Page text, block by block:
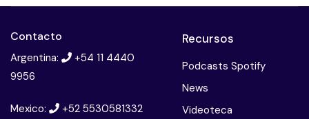
Contacto
Argentina:
+54 11 4440
9956
Mexico:
+52 5530581332
Recursos
Podcasts Spotify
News
Videoteca